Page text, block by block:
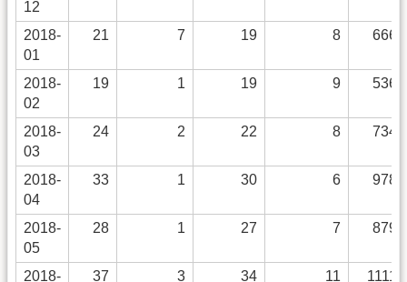
12
2018-
01
21 7 19 8 666
2018-
02
19 1 19 9 536
2018-
03
24 2 22 8 734
2018-
04
33 1 30 6 978
2018-
05
28 1 27 7 879
2018- 37 3 34 11 1111